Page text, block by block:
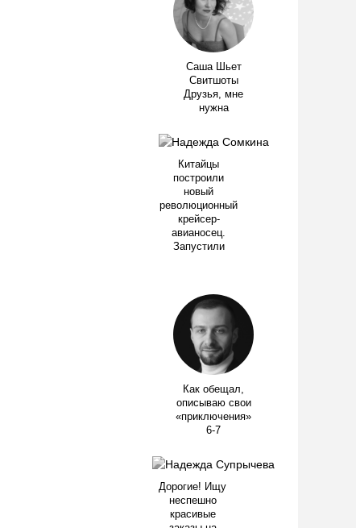
Саша Шьет
Свитшоты
Друзья, мне
нужна
Китайцы
построили
новый
революционный
крейсер-
авианосец.
Запустили
Как обещал,
описываю свои
«приключения»
6-7
Дорогие! Ищу
неспешно
красивые